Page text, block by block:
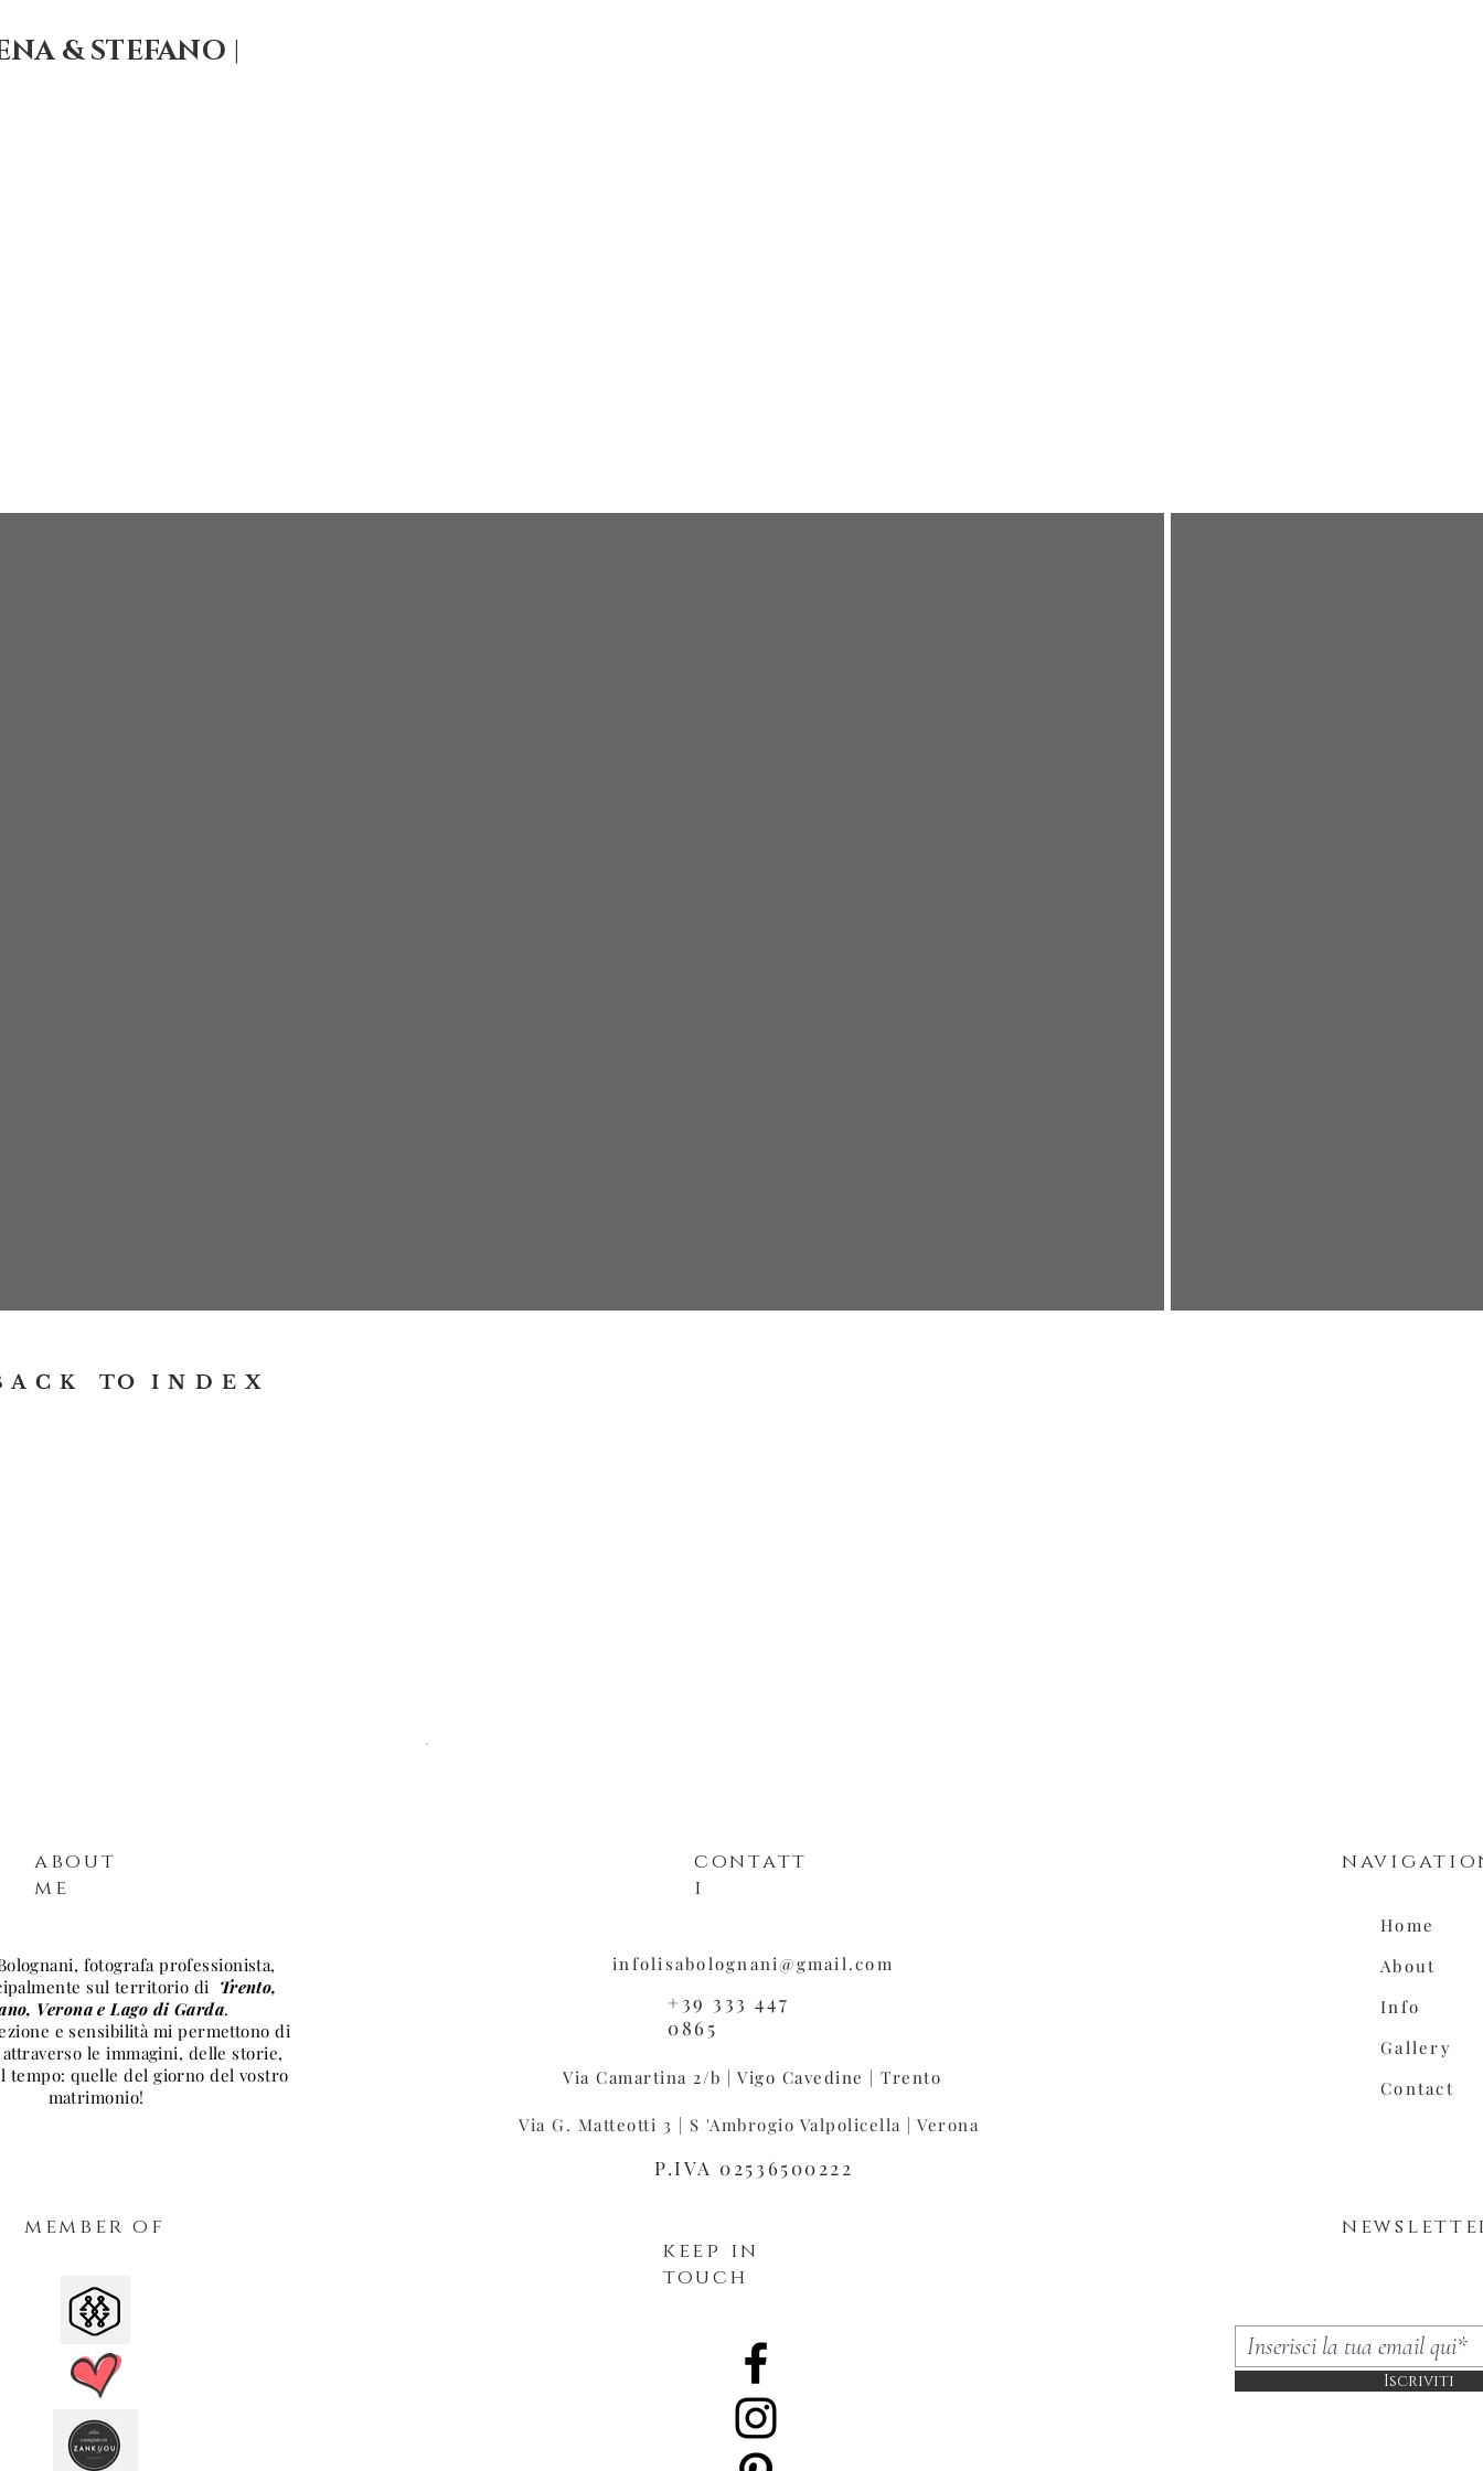
& STEFANO |
A C K TO I N D E X
about
me
fotografa professionista,
sul territorio di Trento,
Verona e Lago di Garda.
e sensibilità mi permettono di
le immagini, delle storie,
tempo: quelle del giorno del vostro
matrimonio!
member of
contatt
i
infolisabolognani@gmail.com
+39 333 447
0865
Via Camartina 2/b | Vigo Cavedine | Trento
Via G. Matteotti 3 | S 'Ambrogio Valpolicella | Verona
P.IVA 02536500222
keep in
touch
Home
About
Info
Gallery
Contact
Iscriviti